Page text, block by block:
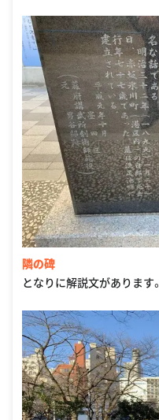
隣の碑
となりに解説文があります。